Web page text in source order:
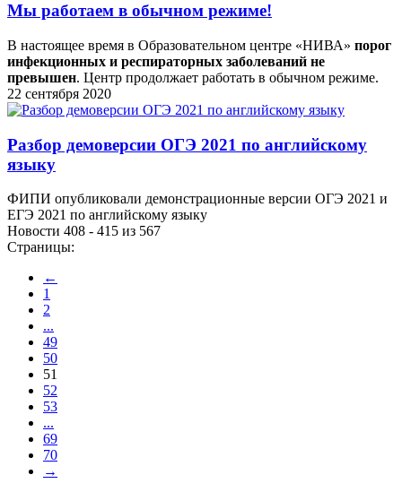
Мы работаем в обычном режиме!
В настоящее время в Образовательном центре «НИВА» порог
инфекционных и респираторных заболеваний не
превышен. Центр продолжает работать в обычном режиме.
22 сентября 2020
Разбор демоверсии ОГЭ 2021 по английскому
языку
ФИПИ опубликовали демонстрационные версии ОГЭ 2021 и
ЕГЭ 2021 по английскому языку
Новости 408 - 415 из 567
Страницы:
←
1
2
...
49
50
51
52
53
...
69
70
→